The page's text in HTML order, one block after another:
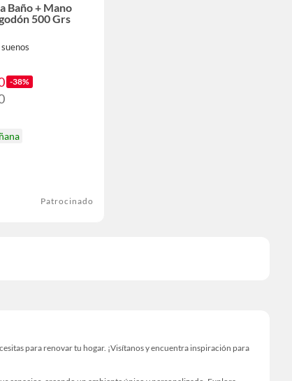
Baño + Mano
500 Grs
-38%
Patrocinado
para renovar tu hogar. ¡Visítanos y encuentra inspiración para